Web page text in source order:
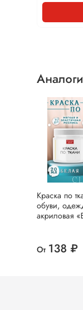
Краска по
обуви,
акриловая
От 138 ₽